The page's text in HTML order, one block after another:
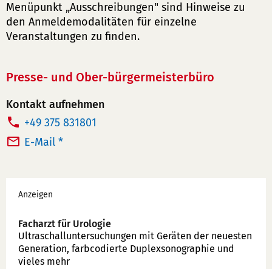
Menüpunkt „Ausschreibungen" sind Hinweise zu
den Anmeldemodalitäten für einzelne
Veranstaltungen zu finden.
Presse- und Ober-bürgermeisterbüro
Kontakt aufnehmen
T
e
n
n
u
+49 375 831801
E-Mail *
Werbung
Anzeigen
Facharzt für Urologie
Ultraschallunter­suchungen mit Geräten der neuesten
Generation, farbcodierte Duplex­sonographie und
vieles mehr